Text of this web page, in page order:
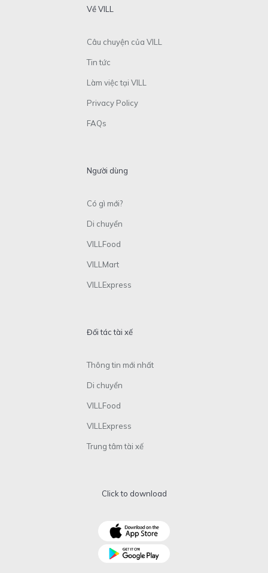
Về VILL
Câu chuyện của VILL
Tin tức
Làm việc tại VILL
Privacy Policy
FAQs
Người dùng
Có gì mới?
Di chuyển
VILLFood
VILLMart
VILLExpress
Đối tác tài xế
Thông tin mới nhất
Di chuyển
VILLFood
VILLExpress
Trung tâm tài xế
Click to download